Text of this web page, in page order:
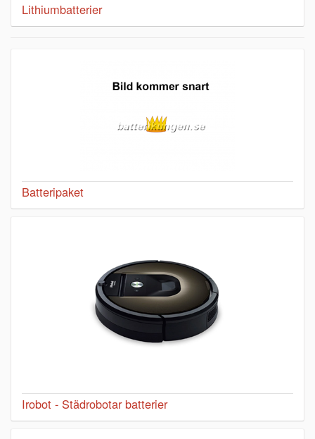
Lithiumbatterier
Batteripaket
Irobot - Städrobotar batterier